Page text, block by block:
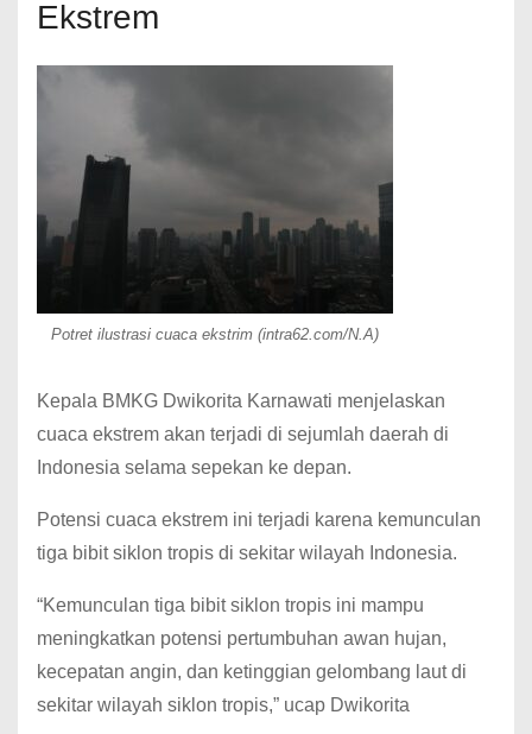
Ekstrem
Potret ilustrasi cuaca ekstrim (intra62.com/N.A)
Kepala BMKG Dwikorita Karnawati menjelaskan
cuaca ekstrem akan terjadi di sejumlah daerah di
Indonesia selama sepekan ke depan.
Potensi cuaca ekstrem ini terjadi karena kemunculan
tiga bibit siklon tropis di sekitar wilayah Indonesia.
“Kemunculan tiga bibit siklon tropis ini mampu
meningkatkan potensi pertumbuhan awan hujan,
kecepatan angin, dan ketinggian gelombang laut di
sekitar wilayah siklon tropis,” ucap Dwikorita